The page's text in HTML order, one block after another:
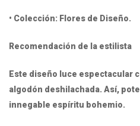
• Colección: Flores de Diseño.
Recomendación de la estilista
Este diseño luce espectacular
algodón deshilachada. Así,
innegable espíritu bohemio.